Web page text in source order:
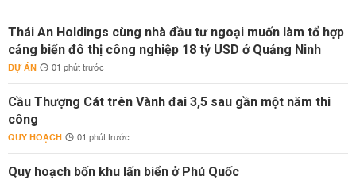
Thái An Holdings cùng nhà đầu tư ngoại muốn làm tổ hợp
cảng biển đô thị công nghiệp 18 tỷ USD ở Quảng Ninh
DỰ ÁN 01 phút trước
Cầu Thượng Cát trên Vành đai 3,5 sau gần một năm thi
công
QUY HOẠCH 01 phút trước
Quy hoạch bốn khu lấn biển ở Phú Quốc